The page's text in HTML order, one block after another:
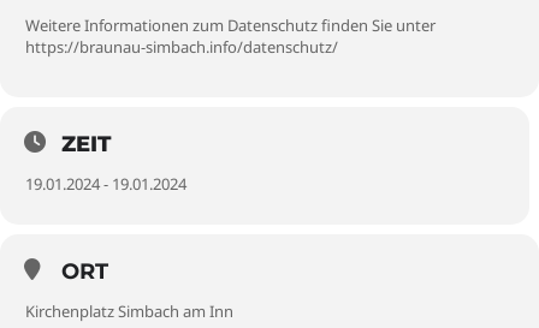
Weitere Informationen zum Datenschutz finden Sie unter
https://braunau-simbach.info/datenschutz/
ZEIT
19.01.2024 - 19.01.2024
ORT
Kirchenplatz Simbach am Inn